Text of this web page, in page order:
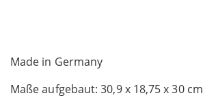
Made in Germany
Maße aufgebaut: 30,9 x 18,75 x 30 cm
gallery
to
beginning